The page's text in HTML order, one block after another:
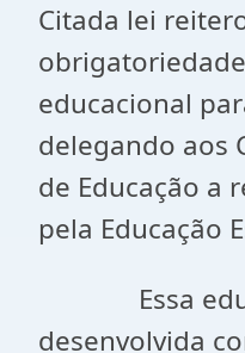
Citada lei
educacional
delegando aos
de Educação a
pela Educação
Essa
desenvolvida